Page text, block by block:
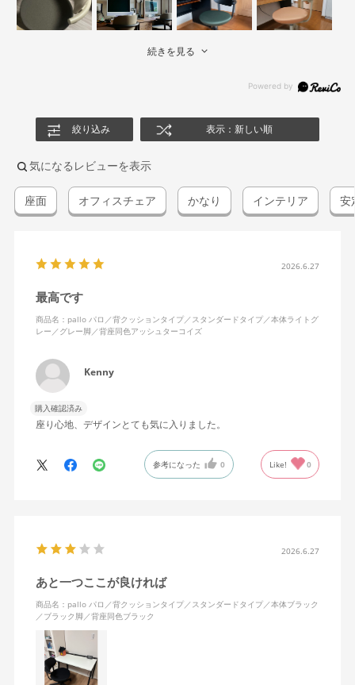
続きを見る
絞り込み 表示：新しい順
気になるレビューを表示
座面 オフィスチェア かなり インテリア 安
2026.6.27
最高です
商品名：pallo パロ／背クッションタイプ／スタンダードタイプ／本体ライトグ
レー／グレー脚／背座同色アッシュターコイズ
Kenny
購入確認済み
座り心地、デザインとても気に入りました。
参考になった 0 Like! 0
2026.6.27
あと一つここが良ければ
商品名：pallo パロ／背クッションタイプ／スタンダードタイプ／本体ブラック
／ブラック脚／背座同色ブラック